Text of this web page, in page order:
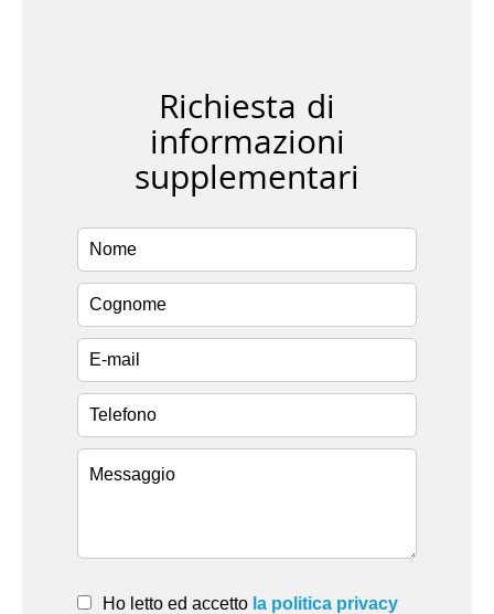
Richiesta di
informazioni
supplementari
Ho letto ed accetto la politica privacy